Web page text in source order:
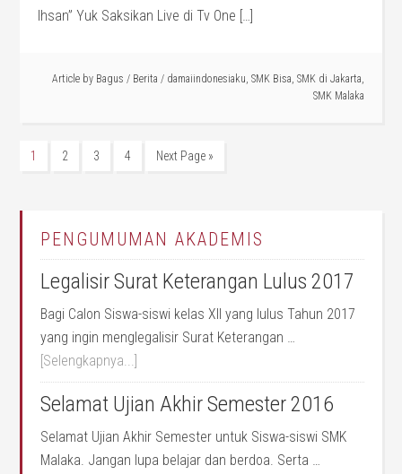
Ihsan” Yuk Saksikan Live di Tv One […]
Article by Bagus / Berita / damaiindonesiaku, SMK Bisa, SMK di Jakarta,
SMK Malaka
1 2 3 4 Next Page »
PENGUMUMAN AKADEMIS
Legalisir Surat Keterangan Lulus 2017
Bagi Calon Siswa-siswi kelas XII yang lulus Tahun 2017
yang ingin menglegalisir Surat Keterangan …
[Selengkapnya...]
Selamat Ujian Akhir Semester 2016
Selamat Ujian Akhir Semester untuk Siswa-siswi SMK
Malaka. Jangan lupa belajar dan berdoa. Serta …